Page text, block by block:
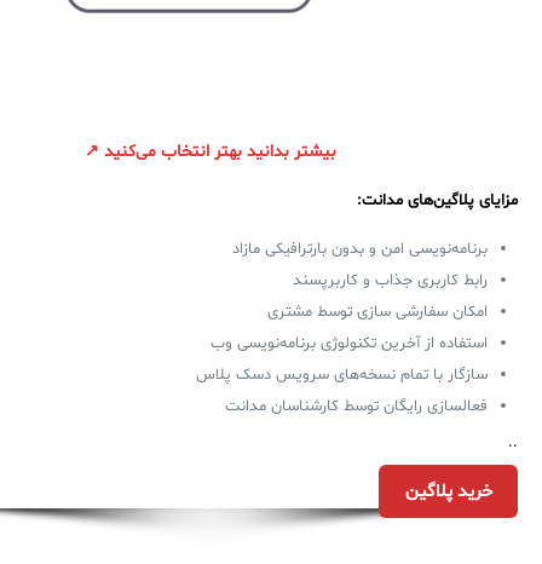
بیشتر بدانید بهتر انتخاب می‌کنید ↗
مزایای پلاگین‌های مدانت:
برنامه‌نویسی امن و بدون بارترافیکی مازاد
رابط کاربری جذاب و کاربرپسند
امکان سفارشی سازی توسط مشتری
استفاده از آخرین تکنولوژی برنامه‌نویسی وب
سازگار با تمام نسخه‌های سرویس دسک پلاس
فعالسازی رایگان توسط کارشناسان مدانت
..
خرید پلاگین